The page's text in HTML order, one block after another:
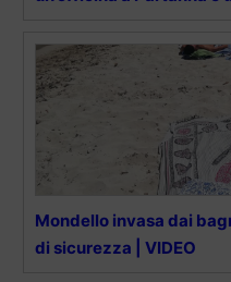
Mondello invasa dai
di sicurezza | VIDEO